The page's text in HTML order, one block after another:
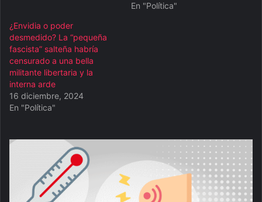
En "Política"
¿Envidia o poder
desmedido? La “pequeña
fascista” salteña habría
censurado a una bella
militante libertaria y la
interna arde
16 diciembre, 2024
En "Política"